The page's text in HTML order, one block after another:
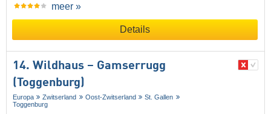
meer »
Details
14. Wildhaus – Gamserrugg
(Toggenburg)
Europa Zwitserland Oost-Zwitserland
St. Gallen
Toggenburg